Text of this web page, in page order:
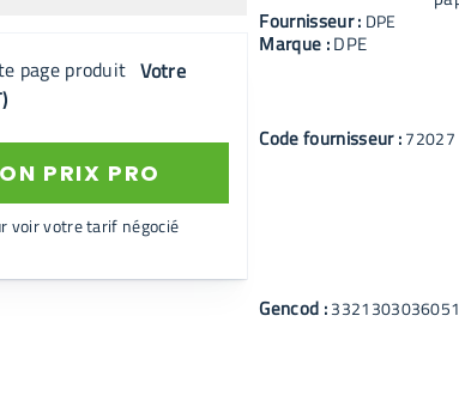
Votre
PRIX PRO
voir votre tarif négocié
Fournisseur : DPE
Marque :DPE
Code fournisseur :72027
Gencod :3321303036051